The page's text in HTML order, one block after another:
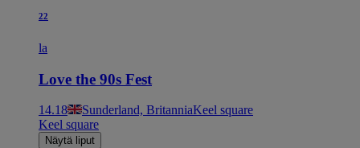
22
la
Love the 90s Fest
14.18 Sunderland, BritanniaKeel square
Keel square
Näytä liput